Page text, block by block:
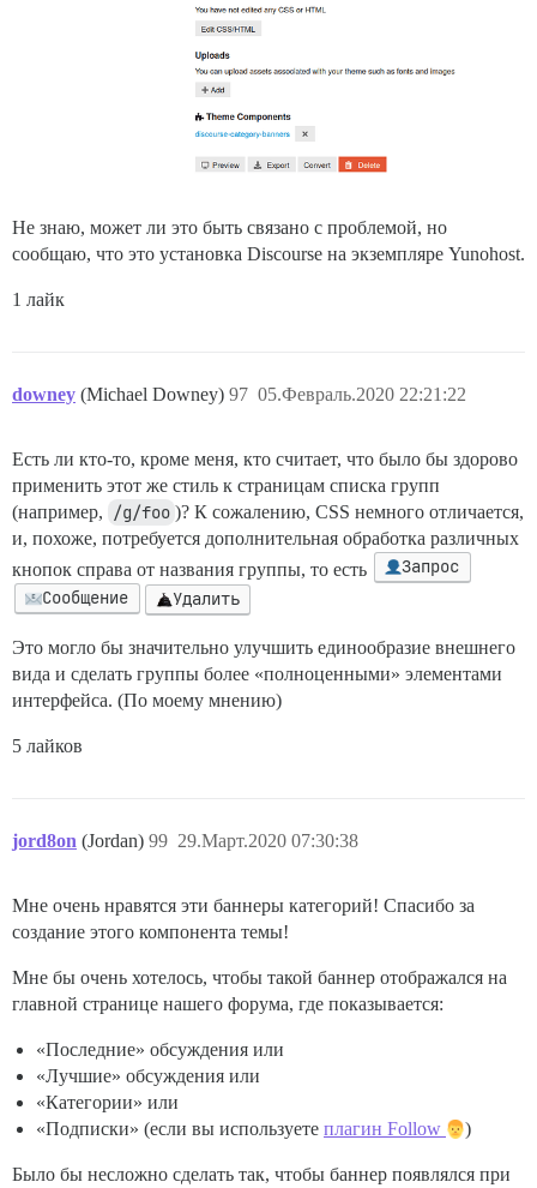
Не знаю, может ли это быть связано с проблемой, но
сообщаю, что это установка Discourse на экземпляре Yunohost.
1 лайк
downey (Michael Downey) 05.Февраль.2020 22:21:22
97
Есть ли кто-то, кроме меня, кто считает, что было бы здорово
применить этот же стиль к страницам списка групп
(например,
/g/foo )? К сожалению, CSS немного отличается,
и, похоже, потребуется дополнительная обработка различных
кнопок справа от названия группы, то есть
Запрос
Сообщение
Удалить
Это могло бы значительно улучшить единообразие внешнего
вида и сделать группы более «полноценными» элементами
интерфейса. (По моему мнению)
5 лайков
jord8on (Jordan) 29.Март.2020 07:30:38
99
Мне очень нравятся эти баннеры категорий! Спасибо за
создание этого компонента темы!
Мне бы очень хотелось, чтобы такой баннер отображался на
главной странице нашего форума, где показывается:
«Последние» обсуждения или
«Лучшие» обсуждения или
«Категории» или
«Подписки» (если вы используете плагин Follow )
Было бы несложно сделать так, чтобы баннер появлялся при